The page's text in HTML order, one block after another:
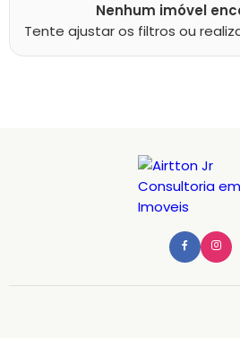
Nenhum imóvel
Tente ajustar os filtros ou